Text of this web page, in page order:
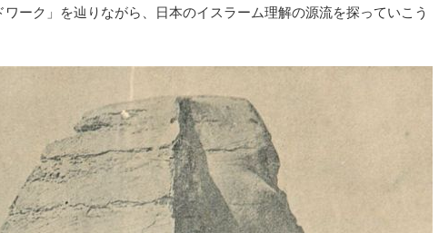
ーク」を辿りながら、日本のイスラーム理解の源流を探っていこう